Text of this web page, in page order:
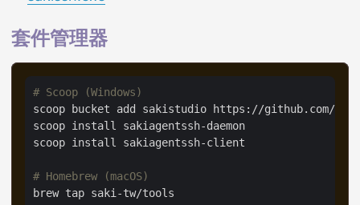
套件管理器
# Scoop (Windows)
# Homebrew (macOS)